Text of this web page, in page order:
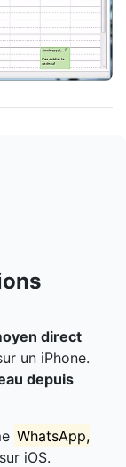
direct
un iPhone.
depuis
WhatsApp,
iOS.